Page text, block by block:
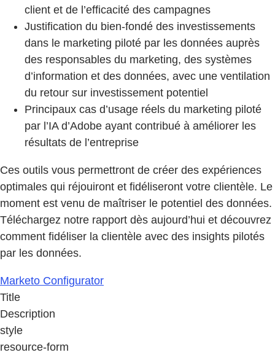
client et de l’efficacité des campagnes
Justification du bien-fondé des investissements
dans le marketing piloté par les données auprès
des responsables du marketing, des systèmes
d’information et des données, avec une ventilation
du retour sur investissement potentiel
Principaux cas d’usage réels du marketing piloté
par l’IA d’Adobe ayant contribué à améliorer les
résultats de l’entreprise
Ces outils vous permettront de créer des expériences
optimales qui réjouiront et fidéliseront votre clientèle. Le
moment est venu de maîtriser le potentiel des données.
Téléchargez notre rapport dès aujourd’hui et découvrez
comment fidéliser la clientèle avec des insights pilotés
par les données.
Marketo Configurator
Title
Description
style
resource-form